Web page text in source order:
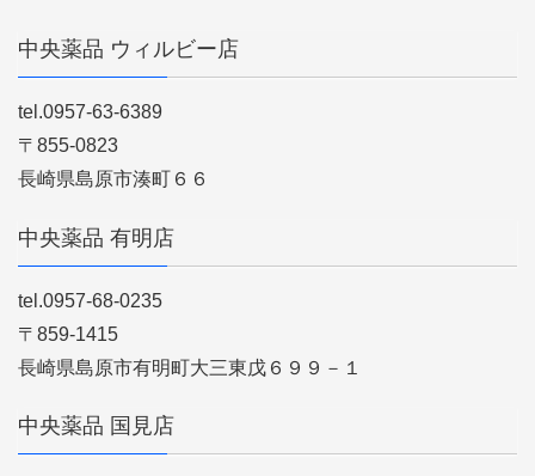
中央薬品 ウィルビー店
tel.0957-63-6389
〒855-0823
長崎県島原市湊町６６
中央薬品 有明店
tel.0957-68-0235
〒859-1415
長崎県島原市有明町大三東戊６９９－１
中央薬品 国見店